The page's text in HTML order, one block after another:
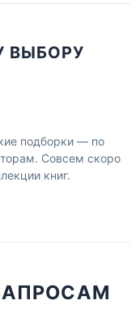
ВЫБОРУ
подборки — по
Совсем скоро
книг.